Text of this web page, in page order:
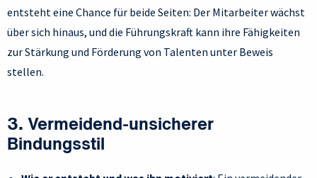
entsteht eine Chance für beide Seiten: Der Mitarbeiter wächst
über sich hinaus, und die Führungskraft kann ihre Fähigkeiten
zur Stärkung und Förderung von Talenten unter Beweis
stellen.
3. Vermeidend-unsicherer
Bindungsstil